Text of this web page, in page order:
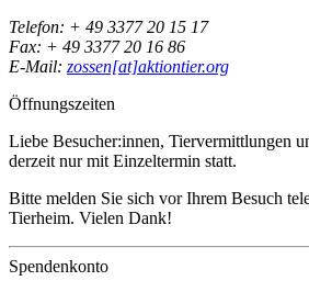
Telefon: + 49 3377 20 15 17
Fax: + 49 3377 20 16 86
E-Mail: zossen[at]aktiontier.org
Öffnungszeiten
Liebe Besucher:innen, Tiervermittlungen
derzeit nur mit Einzeltermin statt.
Bitte melden Sie sich vor Ihrem Besuch
Tierheim. Vielen Dank!
Spendenkonto